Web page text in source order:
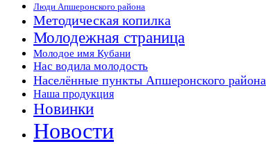
Люди Апшеронского района
Методическая копилка
Молодежная страница
Молодое имя Кубани
Нас водила молодость
Населённые пункты Апшеронского района
Наша продукция
Новинки
Новости